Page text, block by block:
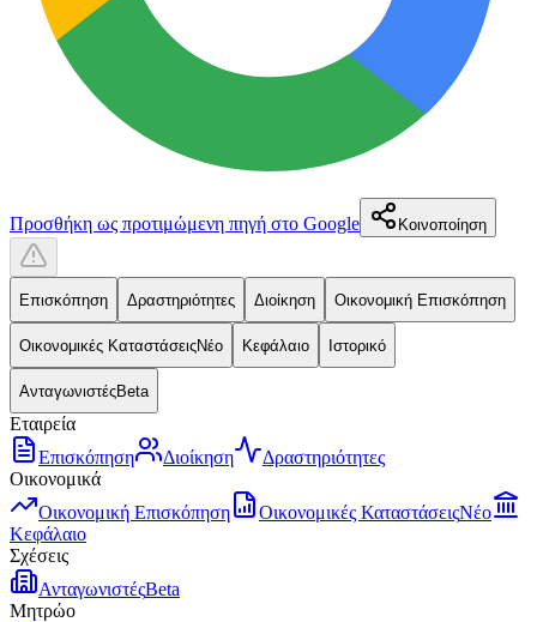
Προσθήκη ως προτιμώμενη πηγή στο Google Κοινοποίηση
Επισκόπηση Δραστηριότητες Διοίκηση Οικονομική Επισκόπηση
Οικονομικές ΚαταστάσειςΝέο Κεφάλαιο Ιστορικό
ΑνταγωνιστέςBeta
Εταιρεία
Επισκόπηση
Διοίκηση
Δραστηριότητες
Οικονομικά
Οικονομική Επισκόπηση
Οικονομικές ΚαταστάσειςΝέο
Κεφάλαιο
Σχέσεις
ΑνταγωνιστέςBeta
Μητρώο